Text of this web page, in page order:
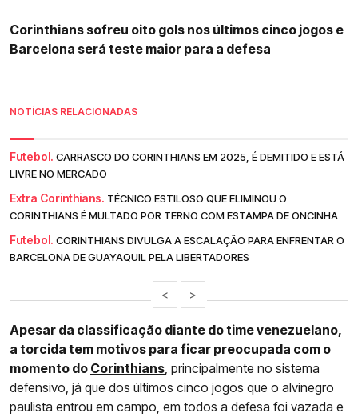
Corinthians sofreu oito gols nos últimos cinco jogos e
Barcelona será teste maior para a defesa
NOTÍCIAS RELACIONADAS
Futebol. CARRASCO DO CORINTHIANS EM 2025, É DEMITIDO E ESTÁ
LIVRE NO MERCADO
Extra Corinthians. TÉCNICO ESTILOSO QUE ELIMINOU O
CORINTHIANS É MULTADO POR TERNO COM ESTAMPA DE ONCINHA
Futebol. CORINTHIANS DIVULGA A ESCALAÇÃO PARA ENFRENTAR O
BARCELONA DE GUAYAQUIL PELA LIBERTADORES
< >
Apesar da classificação diante do time venezuelano,
a torcida tem motivos para ficar preocupada com o
momento do Corinthians, principalmente no sistema
defensivo, já que dos últimos cinco jogos que o alvinegro
paulista entrou em campo, em todos a defesa foi vazada e